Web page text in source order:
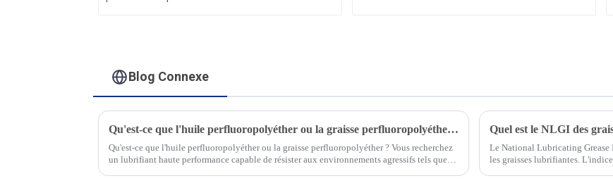
Blog Connexe
Qu'est-ce que l'huile perfluoropolyéther ou la graisse perfluoropolyéther ?
Qu'est-ce que l'huile perfluoropolyéther ou la graisse perfluoropolyéther ? Vous recherchez
un lubrifiant haute performance capable de résister aux environnements agressifs tels que
Quel est le NLGI des
Le National Lubricating
les graisses lubrifiantes.